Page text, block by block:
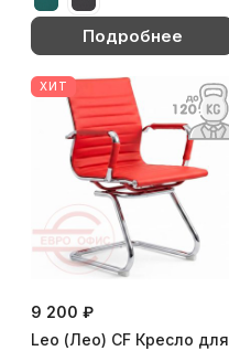
Подробнее
ХИТ
9 200 ₽
Leo (Лео) CF Кресло для